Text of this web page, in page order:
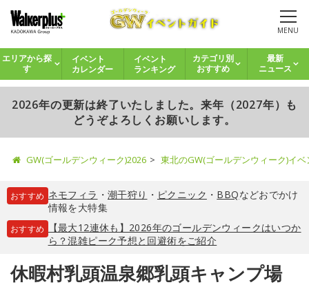
MENU
エリアから探
す
イベント
カレンダー
イベント
ランキング
カテゴリ別
おすすめ
最新
ニュース
2026年の更新は終了いたしました。来年（2027年）も
どうぞよろしくお願いします。
GW(ゴールデンウィーク)2026 東北のGW(ゴールデンウィーク)イ
おすすめ ネモフィラ ・ 潮干狩り ・ ピクニック ・ BBQなどおでかけ
情報を大特集
おすすめ
【最大12連休も】2026年のゴールデンウィークはいつか
ら？混雑ピーク予想と回避術をご紹介
休暇村乳頭温泉郷乳頭キャンプ場